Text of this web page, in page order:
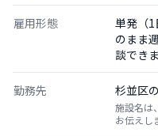
雇用形態
単発（1
のまま
談できま
勤務先 杉並区
施設名は
お伝えし